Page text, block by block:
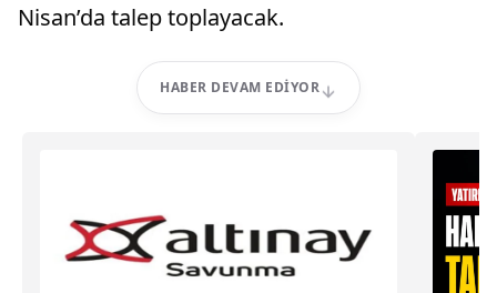
Nisan’da talep toplayacak.
HABER DEVAM EDIYOR